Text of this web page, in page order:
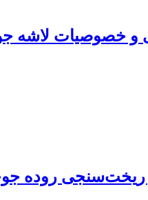
و خصوصیات
ریخت‌سنجی روده